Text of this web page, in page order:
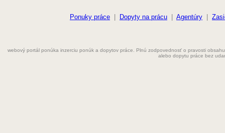
Farmaceut
Grafik
Ponuky práce Dopyty na prácu Agentúry
webový portál ponúka inzerciu ponúk a dopytov práce. Plnú zodpovednosť o pravosti
alebo dopytu práce bez